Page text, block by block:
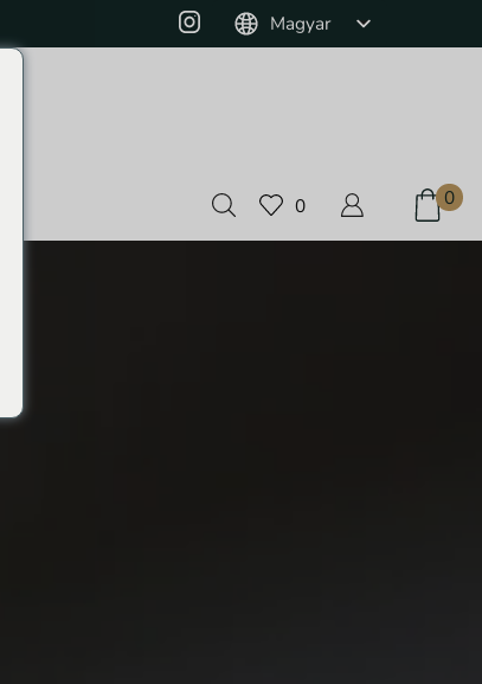
Monthly Jewelry Box and 10% off on
Magyar
0 0